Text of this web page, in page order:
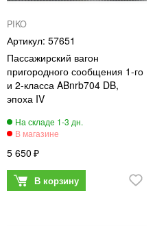
PIKO
57651
Пассажирский вагон
пригородного сообщения 1-го
и 2-класса ABnrb704 DB,
эпоха IV
5 650